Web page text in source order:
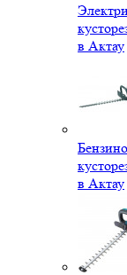
в Актау
в Актау